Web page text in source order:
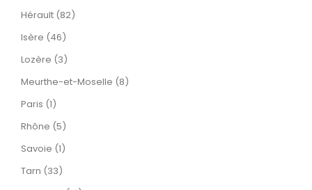
Hérault (82)
Isère (46)
Lozère (3)
Meurthe-et-Moselle (8)
Paris (1)
Rhône (5)
Savoie (1)
Tarn (33)